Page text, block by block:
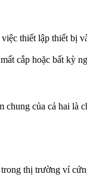
thiết lập thiết bị
cắp hoặc bất kỳ
của cả hai là
thị trường ví